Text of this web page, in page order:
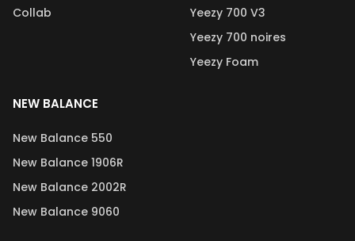
Collab
Yeezy 700 V3
Yeezy 700 noires
Yeezy Foam
NEW BALANCE
New Balance 550
New Balance 1906R
New Balance 2002R
New Balance 9060